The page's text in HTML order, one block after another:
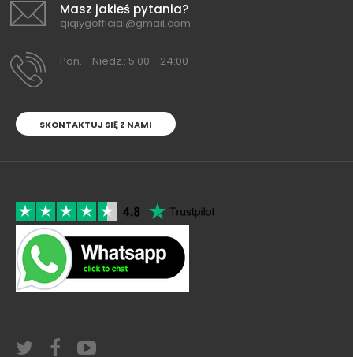
Masz jakieś pytania?
qiqiygofficial@gmail.com
Pon. - Niedz.: 5:00 - 24:00
SKONTAKTUJ SIĘ Z NAMI